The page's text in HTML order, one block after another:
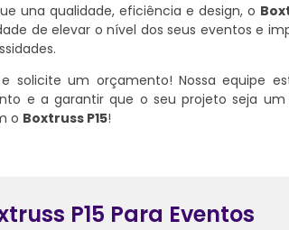
una qualidade, eficiência e design, o
de elevar o nível dos seus eventos e
solicite um orçamento! Nossa equipe
e a garantir que o seu projeto seja um
o Boxtruss P15!
P15 Para Eventos